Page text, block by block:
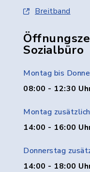
Breitband
Sozialbüro
Montag bis
08:00 - 12:30
Montag zusätzlich
14:00 - 16:00
Donnerstag
14:00 - 18:00